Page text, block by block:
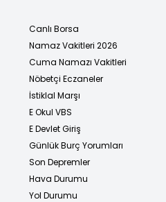
Canlı Borsa
Namaz Vakitleri 2026
Cuma Namazı Vakitleri
Nöbetçi Eczaneler
İstiklal Marşı
E Okul VBS
E Devlet Giriş
Günlük Burç Yorumları
Son Depremler
Hava Durumu
Yol Durumu